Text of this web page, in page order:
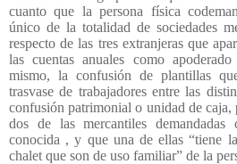
cuanto que la persona física
único de la totalidad de sociedades
respecto de las tres extranjeras que
las cuentas anuales como
mismo, la confusión de plantillas
trasvase de trabajadores entre las
confusión patrimonial o unidad de
dos de las mercantiles demandadas
conocida , y que una de ellas “tiene
chalet que son de uso familiar” de la